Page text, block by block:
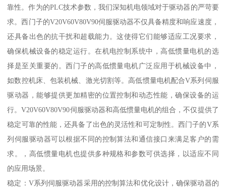
靠性。作为的PLC技术参数，我们深知机电领域对于驱动器的严苛要
求。西门子的V20V60V80V90伺服驱动器不仅具备精度和响应速度，
还具备出色的抗干扰和超载能力。这使得它们能够适应工况要求，
确保机械设备的稳定运行。在机电控制系统中，高低惯量电机的选
择是至关重要的。西门子的高低惯量电机广泛应用于机械设备中，
如数控机床、包装机械、激光切割等。高低惯量电机配合V系列伺服
驱动器，能够提供更加精密的位置控制和动态性能，确保设备的运
行。V20V60V80V90伺服驱动器和高低惯量电机的组合，不仅提供了
稳定可靠的性能，还具备了出色的灵活性和可定制性。西门子的V系
列伺服驱动器可以根据不同的控制算法和通信接口来满足客户的需
求。，高低惯量电机也提供多种规格和参数可供选择，以适应不同
的应用场景。
稳定：V系列伺服驱动器采用的控制算法和优化设计，确保驱动器的